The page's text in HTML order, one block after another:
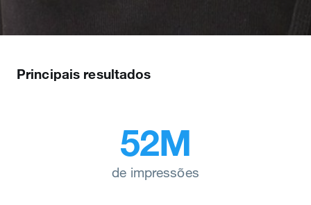
Principais resultados
52M
de impressões